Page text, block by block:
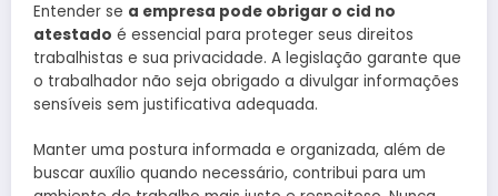
Entender se a empresa pode obrigar o cid no
atestado é essencial para proteger seus direitos
trabalhistas e sua privacidade. A legislação garante que
o trabalhador não seja obrigado a divulgar informações
sensíveis sem justificativa adequada.
Manter uma postura informada e organizada, além de
buscar auxílio quando necessário, contribui para um